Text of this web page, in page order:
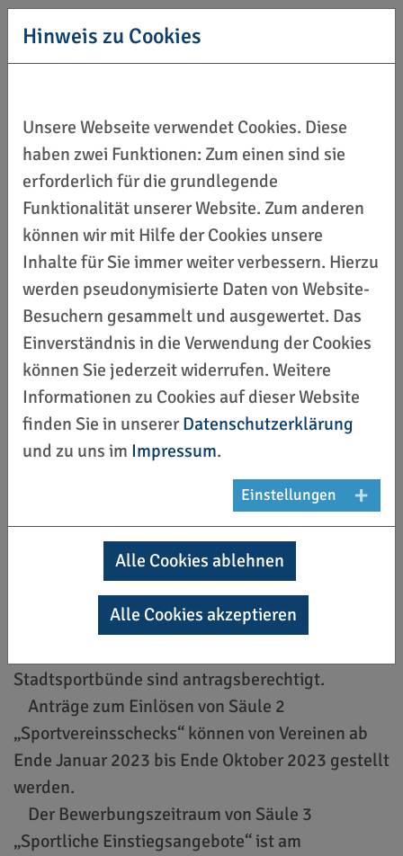
Antragsberechtigt sind Vereine sowie Kreis- und
Alle Anträge zum ReStart-Programm können auf
dem Förderportal des DOSB geantragt werden:
Startseite – Förderportal (dosb.de)
foerderportal.dosb.de
In Abhängigkeit des Förderangebotes bestehen
verschiedene Bewerbungszeiträume und
Antragsberechtigungen.
Die erste Phase der Antragsstellungen für
Säule 1 “Digital und qualifiziert“ lief bis zum 11.
Dezember 2022. Eine zweite Bewerbungsphase
wird voraussichtlich im März 2023 gestartet.
Förderfähig sind die DOSB-
Mitgliedsorganisationen, die innerhalb der
DOSB-Lizenzausbildung als Ausbildungsträger
Anträge von Säule 2 „Sporttage sind Feiertage“
können ab 26. Januar 2023 gestellt werden. Die
Bewerbungsphase endet voraussichtlich Ende
Stadtsportbünde sind antragsberechtigt.
Anträge zum Einlösen von Säule 2
„Sportvereinsschecks“ können von Vereinen ab
Ende Januar 2023 bis Ende Oktober 2023 gestellt
werden.
Der Bewerbungszeitraum von Säule 3
„Sportliche Einstiegsangebote“ ist am
Hinweis zu Cookies
Unsere Webseite verwendet Cookies. Diese
haben zwei Funktionen: Zum einen sind sie
erforderlich für die grundlegende
Funktionalität unserer Website. Zum anderen
können wir mit Hilfe der Cookies unsere
Inhalte für Sie immer weiter verbessern. Hierzu
werden pseudonymisierte Daten von Website-
Besuchern gesammelt und ausgewertet. Das
Einverständnis in die Verwendung der Cookies
können Sie jederzeit widerrufen. Weitere
Informationen zu Cookies auf dieser Website
finden Sie in unsererDatenschutzerklärung
und zu uns im Impressum.
Einstellungen
Alle Cookies ablehnen
Alle Cookies akzeptieren